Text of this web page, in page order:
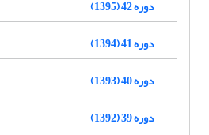
دوره 42 (1395)
دوره 41 (1394)
دوره 40 (1393)
دوره 39 (1392)